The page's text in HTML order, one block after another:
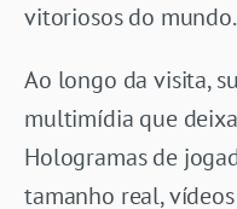
vitoriosos do mundo.
Ao longo da visita,
multimídia que
Hologramas de
tamanho real,